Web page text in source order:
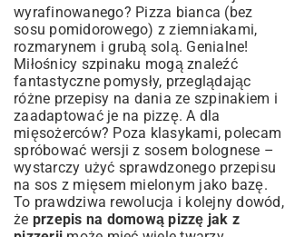
wyrafinowanego? Pizza bianca (bez
sosu pomidorowego) z ziemniakami,
rozmarynem i grubą solą. Genialne!
Miłośnicy szpinaku mogą znaleźć
fantastyczne pomysły, przeglądając
różne przepisy na dania ze szpinakiem i
zaadaptować je na pizzę. A dla
mięsożerców? Poza klasykami, polecam
spróbować wersji z sosem bolognese –
wystarczy użyć sprawdzonego przepisu
na sos z mięsem mielonym jako bazę.
To prawdziwa rewolucja i kolejny dowód,
że przepis na domową pizzę jak z